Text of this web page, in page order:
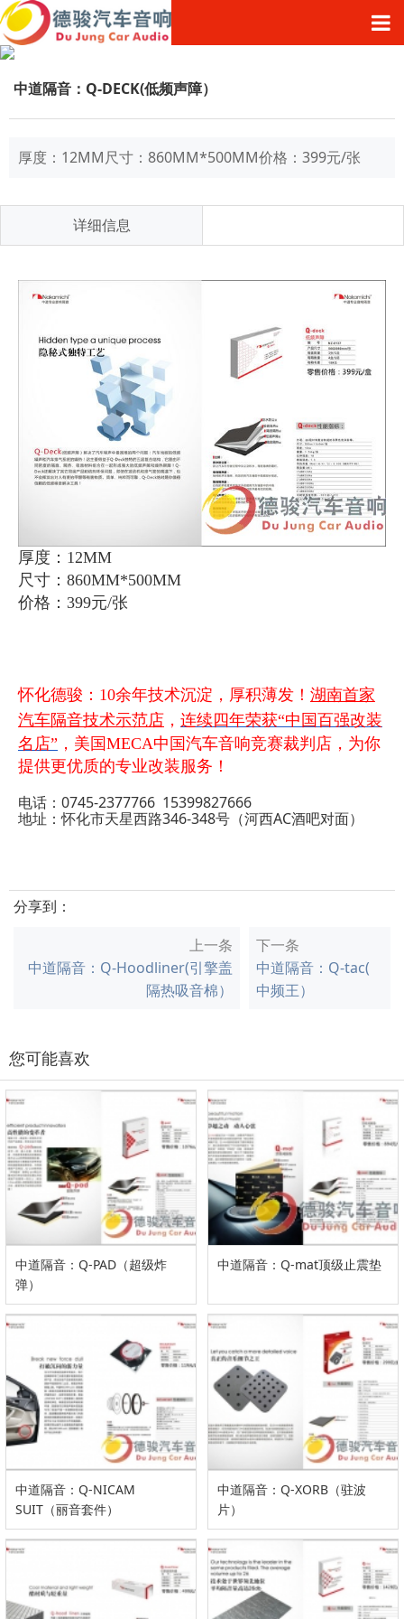
中道隔音：Q-DECK(低频声障）
厚度：12MM尺寸：860MM*500MM价格：399元/张
详细信息
厚度：12MM
尺寸：860MM*500MM
价格：399元/张
怀化德骏：10余年技术沉淀，厚积薄发！ 湖南首家
汽车隔音技术示范店 ， 连续四年荣获“中国百强改装
名店” ，美国MECA中国汽车音响竞赛裁判店，为你
提供更优质的专业改装服务！
电话：0745-2377766 15399827666
地址：怀化市天星西路346-348号（河西AC酒吧对面）
分享到：
上一条
中道隔音：Q-Hoodliner(引擎盖
隔热吸音棉）
下一条
中道隔音：Q-tac(
中频王）
您可能喜欢
中道隔音：Q-PAD（超级炸
弹）
中道隔音：Q-mat顶级止震垫
中道隔音：Q-NICAM
SUIT（丽音套件）
中道隔音：Q-XORB（驻波
片）